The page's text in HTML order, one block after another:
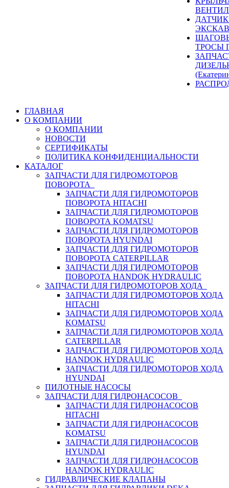
ТРОСЫ
ГЛАВНАЯ
О КОМПАНИИ
О КОМПАНИИ
НОВОСТИ
СЕРТИФИКАТЫ
ПОЛИТИКА КОНФИДЕНЦИАЛЬНОСТИ
КАТАЛОГ
ЗАПЧАСТИ ДЛЯ ГИДРОМОТОРОВ
ПОВОРОТА
ЗАПЧАСТИ ДЛЯ ГИДРОМОТОРОВ
ПОВОРОТА HITACHI
ЗАПЧАСТИ ДЛЯ ГИДРОМОТОРОВ
ПОВОРОТА KOMATSU
ЗАПЧАСТИ ДЛЯ ГИДРОМОТОРОВ
ПОВОРОТА HYUNDAI
ЗАПЧАСТИ ДЛЯ ГИДРОМОТОРОВ
ПОВОРОТА CATERPILLAR
ЗАПЧАСТИ ДЛЯ ГИДРОМОТОРОВ
ПОВОРОТА HANDOK HYDRAULIC
ЗАПЧАСТИ ДЛЯ ГИДРОМОТОРОВ ХОДА
ЗАПЧАСТИ ДЛЯ ГИДРОМОТОРОВ ХОДА
HITACHI
ЗАПЧАСТИ ДЛЯ ГИДРОМОТОРОВ ХОДА
KOMATSU
ЗАПЧАСТИ ДЛЯ ГИДРОМОТОРОВ ХОДА
CATERPILLAR
ЗАПЧАСТИ ДЛЯ ГИДРОМОТОРОВ ХОДА
HANDOK HYDRAULIC
ЗАПЧАСТИ ДЛЯ ГИДРОМОТОРОВ ХОДА
HYUNDAI
ПИЛОТНЫЕ НАСОСЫ
ЗАПЧАСТИ ДЛЯ ГИДРОНАСОСОВ
ЗАПЧАСТИ ДЛЯ ГИДРОНАСОСОВ
HITACHI
ЗАПЧАСТИ ДЛЯ ГИДРОНАСОСОВ
KOMATSU
ЗАПЧАСТИ ДЛЯ ГИДРОНАСОСОВ
HYUNDAI
ЗАПЧАСТИ ДЛЯ ГИДРОНАСОСОВ
HANDOK HYDRAULIC
ГИДРАВЛИЧЕСКИЕ КЛАПАНЫ